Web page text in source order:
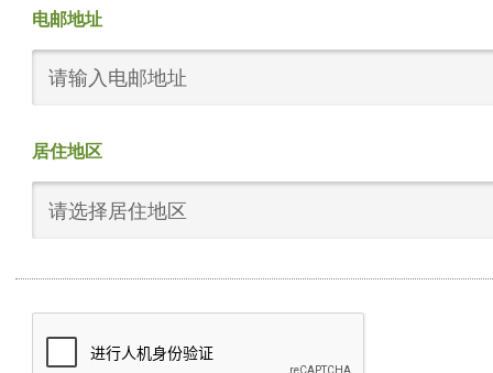
电邮地址
居住地区
请选择居住地区